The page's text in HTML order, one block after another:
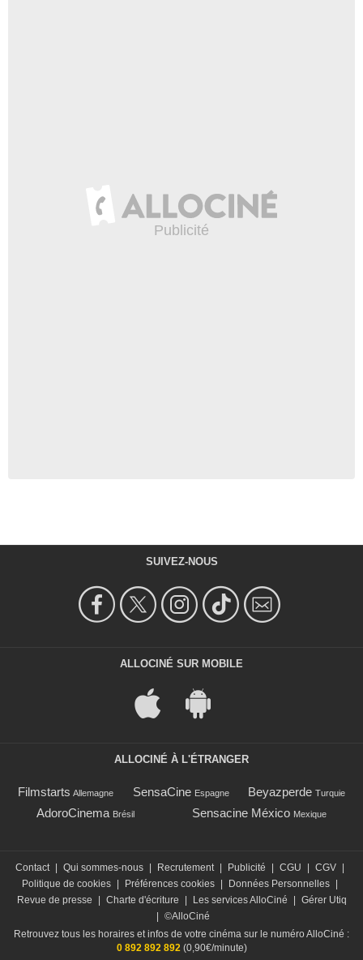
SUIVEZ-NOUS
ALLOCINÉ SUR MOBILE
ALLOCINÉ À L'ÉTRANGER
Filmstarts Allemagne SensaCine Espagne Beyazperde Turquie
AdoroCinema Brésil Sensacine México Mexique
Contact | Qui sommes-nous | Recrutement | Publicité | CGU | CGV |
Politique de cookies | Préférences cookies | Données Personnelles |
Revue de presse
| Charte d'écriture | Les services AlloCiné | Gérer Utiq
| ©AlloCiné
Retrouvez tous les horaires et infos de votre cinéma sur le numéro AlloCiné :
0 892 892 892 (0,90€/minute)